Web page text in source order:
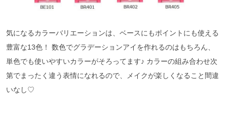
気になるカラーバリエーションは、ベースにもポイントにも使える
豊富な13色！ 数色でグラデーションアイを作れるのはもちろん、
単色でも使いやすいカラーがそろってます♪ カラーの組み合わせ次
第でまったく違う表情になれるので、メイクが楽しくなること間違
いなし♡